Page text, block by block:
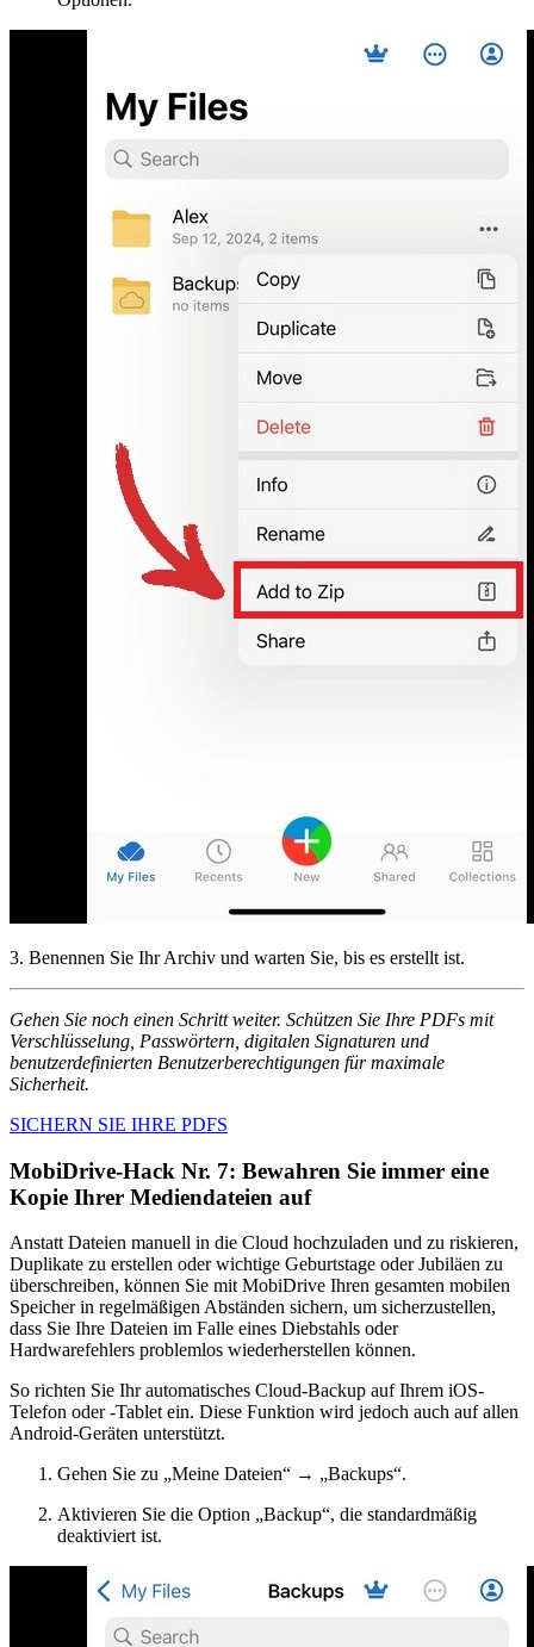
3. Benennen Sie Ihr Archiv und warten Sie, bis es erstellt ist.
Gehen Sie noch einen Schritt weiter. Schützen Sie Ihre PDFs mit
Verschlüsselung, Passwörtern, digitalen Signaturen und
benutzerdefinierten Benutzerberechtigungen für maximale
Sicherheit.
SICHERN SIE IHRE PDFS
MobiDrive-Hack Nr. 7: Bewahren Sie immer eine
Kopie Ihrer Mediendateien auf
Anstatt Dateien manuell in die Cloud hochzuladen und zu riskieren,
Duplikate zu erstellen oder wichtige Geburtstage oder Jubiläen zu
überschreiben, können Sie mit MobiDrive Ihren gesamten mobilen
Speicher in regelmäßigen Abständen sichern, um sicherzustellen,
dass Sie Ihre Dateien im Falle eines Diebstahls oder
Hardwarefehlers problemlos wiederherstellen können.
So richten Sie Ihr automatisches Cloud-Backup auf Ihrem iOS-
Telefon oder -Tablet ein. Diese Funktion wird jedoch auch auf allen
Android-Geräten unterstützt.
Gehen Sie zu „Meine Dateien“ → „Backups“.
Aktivieren Sie die Option „Backup“, die standardmäßig
deaktiviert ist.